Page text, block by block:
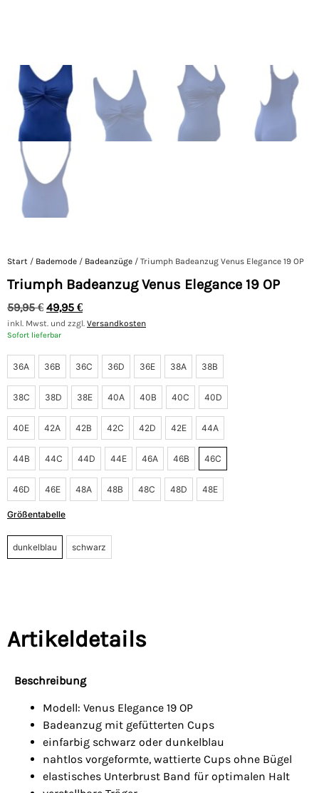
Start / Bademode / Badeanzüge / Triumph Badeanzug Venus Elegance 19 OP
Triumph Badeanzug Venus Elegance 19 OP
59,95€ 49,95 €
inkl. Mwst. und zzgl. Versandkosten
Sofort lieferbar
36A 36B 36C 36D 36E 38A 38B
38C 38D 38E 40A 40B 40C 40D
40E 42A 42B 42C 42D 42E 44A
44B 44C 44D 44E 46A 46B 46C
46D 46E 48A 48B 48C 48D 48E
Größentabelle
dunkelblau schwarz
Artikeldetails
Beschreibung
Modell: Venus Elegance 19 OP
Badeanzug mit gefütterten Cups
einfarbig schwarz oder dunkelblau
nahtlos vorgeformte, wattierte Cups ohne Bügel
elastisches Unterbrust Band für optimalen Halt